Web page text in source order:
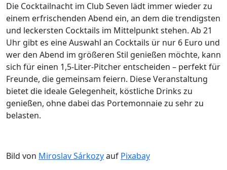
Die Cocktailnacht im Club Seven lädt immer wieder zu
einem erfrischenden Abend ein, an dem die trendigsten
und leckersten Cocktails im Mittelpunkt stehen. Ab 21
Uhr gibt es eine Auswahl an Cocktails ür nur 6 Euro und
wer den Abend im größeren Stil genießen möchte, kann
sich für einen 1,5-Liter-Pitcher entscheiden – perfekt für
Freunde, die gemeinsam feiern. Diese Veranstaltung
bietet die ideale Gelegenheit, köstliche Drinks zu
genießen, ohne dabei das Portemonnaie zu sehr zu
belasten.
Bild von Miroslav Sárkozyauf Pixabay